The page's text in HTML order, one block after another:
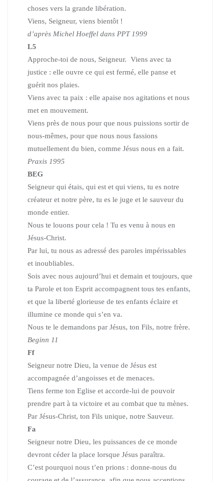
choses vers la grande libération.
Viens, Seigneur, viens bientôt !
d’après Michel Hoeffel dans PPT 1999
L5
Approche-toi de nous, Seigneur. Viens avec ta
justice : elle ouvre ce qui est fermé, elle panse et
guérit nos plaies.
Viens avec ta paix : elle apaise nos agitations et nous
met en mouvement.
Viens près de nous pour que nous puissions sortir de
nous-mêmes, pour que nous nous fassions
mutuellement du bien, comme Jésus nous en a fait.
Praxis 1995
BEG
Seigneur qui étais, qui est et qui viens, tu es notre
créateur et notre père, tu es le juge et le sauveur du
monde entier.
Nous te louons pour cela ! Tu es venu à nous en
Jésus-Christ.
Par lui, tu nous as adressé des paroles impérissables
et inoubliables.
Sois avec nous aujourd’hui et demain et toujours, que
ta Parole et ton Esprit accompagnent tous tes enfants,
et que la liberté glorieuse de tes enfants éclaire et
illumine ce monde qui s’en va.
Nous te le demandons par Jésus, ton Fils, notre frère.
Beginn 11
Ff
Seigneur notre Dieu, la venue de Jésus est
accompagnée d’angoisses et de menaces.
Tiens ferme ton Eglise et accorde-lui de pouvoir
prendre part à ta victoire et au combat que tu mènes.
Par Jésus-Christ, ton Fils unique, notre Sauveur.
Fa
Seigneur notre Dieu, les puissances de ce monde
devront céder la place lorsque Jésus paraîtra.
C’est pourquoi nous t’en prions : donne-nous du